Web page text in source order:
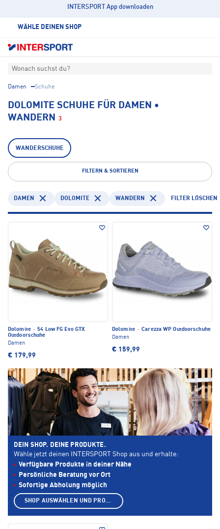
INTERSPORT App downloaden
WÄHLE DEINEN SHOP
Wonach suchst du?
Damen Schuhe
DOLOMITE SCHUHE FÜR DAMEN •
WANDERN 3
WANDERSCHUHE
FILTERN & SORTIEREN
DAMEN DOLOMITE WANDERN FILTER LÖSCHEN
Dolomite · 54 Low FG Evo GTX
Outdoorschuhe
Damen
€ 179,99
Dolomite · Carezza WP Outdoorschuhe
Damen
€ 159,99
DEIN SHOP. DEINE PRODUKTE.
Wähle jetzt deinen INTERSPORT Shop aus und erhalte:
Verfügbare Produkte in deiner Nähe
Persönliche Beratung vor Ort
Sofortige Abholung möglich
SHOP AUSWÄHLEN UND PRODUKTE ANZEIGEN